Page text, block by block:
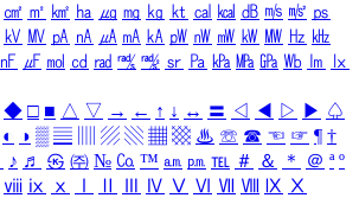
㎠ ㎡ ㎢ ㏊ ㎍ ㎎ ㎏ ㏏ ㎈ ㎉ ㏈ ㎧ ㎨ ㎰
㎸ ㎹ ㎀ ㎁ ㎂ ㎃ ㎄ ㎺ ㎻ ㎽ ㎾ ㎿ ㎐ ㎑
㎋ ㎌ ㏖ ㏅ ㎭ ㎮ ㎯ ㏛ ㎩ ㎪ ㎫ ㎬ ㏝ ㏐
㏓
◆ □ ■ △ ▽ → ← ↑ ↓ ↔ 〓 ◁ ◀ ▷ ▶ ♤
◐ ◑ ▒ ▤ ▨ ▧ ▦ ▩ ♨ ☏ ☎ ☜ ☞ ¶ †
♪ ♬ ㉿ ㈜ № ㏇ ™ ㏂ ㏘ ℡ ＃ ＆ ＊ ＠ ª º
ⅷ ⅸ ⅹ Ⅳ Ⅴ Ⅵ Ⅶ Ⅷ Ⅸ Ⅹ